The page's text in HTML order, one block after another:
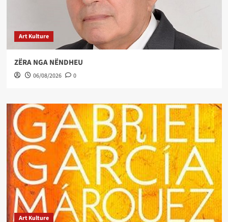
Art Kulture
ZËRA NGA NËNDHEU
06/08/2026 0
Art Kulture